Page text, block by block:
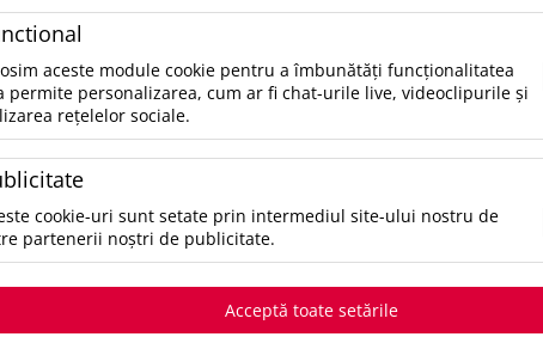
• Ne poţi contacta telefonic la 021.336.03.32 sau prin email la
Categorii populare
Accesorii birou
Accesorii mancare si bautura
Accesorii Tech si Gadgeturi
Genti si Voiaj
Haine de Munca
Imbracaminte si Accesorii
aceste module cookie pentru a îmbunătăți funcționalitatea
permite personalizarea, cum ar fi chat-urile live, videoclipurile și
rețelelor sociale.
cookie-uri sunt setate prin intermediul site-ului nostru de
partenerii noștri de publicitate.
Acceptă toate setările